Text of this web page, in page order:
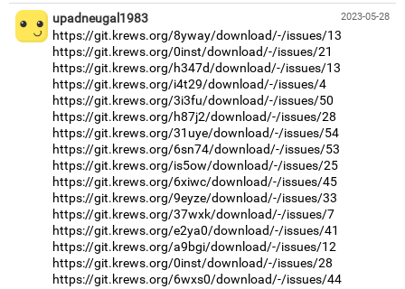
2023-05-28
upadneugal1983
https://git.krews.org/8yway/download/-/issues/13
https://git.krews.org/0inst/download/-/issues/21
https://git.krews.org/h347d/download/-/issues/13
https://git.krews.org/i4t29/download/-/issues/4
https://git.krews.org/3i3fu/download/-/issues/50
https://git.krews.org/h87j2/download/-/issues/28
https://git.krews.org/31uye/download/-/issues/54
https://git.krews.org/6sn74/download/-/issues/53
https://git.krews.org/is5ow/download/-/issues/25
https://git.krews.org/6xiwc/download/-/issues/45
https://git.krews.org/9eyze/download/-/issues/33
https://git.krews.org/37wxk/download/-/issues/7
https://git.krews.org/e2ya0/download/-/issues/41
https://git.krews.org/a9bgi/download/-/issues/12
https://git.krews.org/0inst/download/-/issues/28
https://git.krews.org/6wxs0/download/-/issues/44